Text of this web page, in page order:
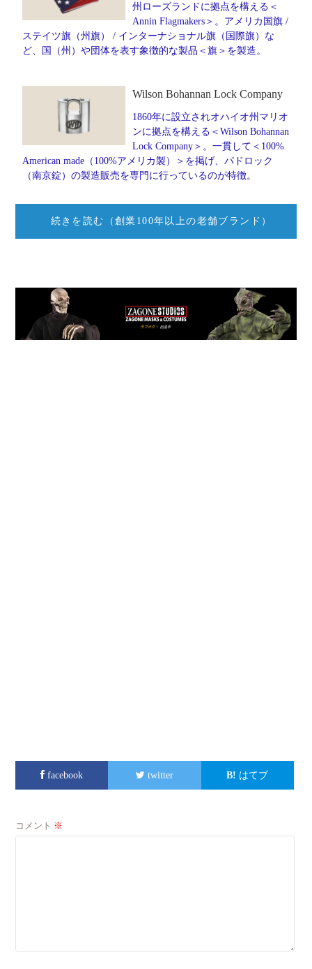
州ローズランドに拠点を構える＜
Annin Flagmakers＞。アメリカ国旗 /
ステイツ旗（州旗） / インターナショナル旗（国際旗）な
ど、国（州）や団体を表す象徴的な製品＜旗＞を製造。
Wilson Bohannan Lock Company
1860年に設立されオハイオ州マリオ
ンに拠点を構える＜Wilson Bohannan
Lock Company＞。一貫して＜100%
American made（100%アメリカ製）＞を掲げ、パドロック
（南京錠）の製造販売を専門に行っているのが特徴。
続きを読む（創業100年以上の老舗ブランド）
facebook twitter はてブ
コメント ※